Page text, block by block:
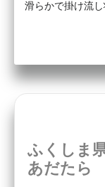
滑らかで掛け流し
ふくしま
あだたら